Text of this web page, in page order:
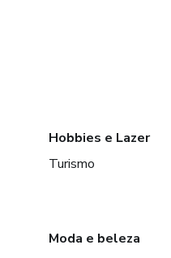
Hobbies e Lazer
Turismo
Moda e beleza